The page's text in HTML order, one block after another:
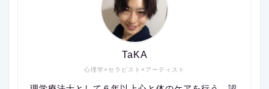
心理学×セラピスト×アーティスト
TaKA